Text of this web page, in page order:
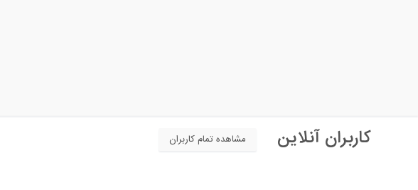
کاربران آنلاین مشاهده تمام کاربران